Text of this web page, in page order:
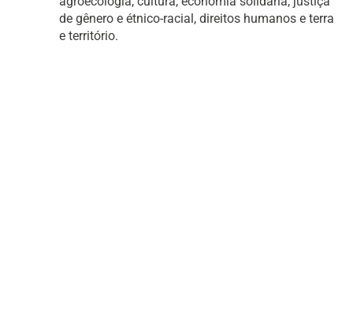
de gênero e étnico-racial, direitos humanos e terra
e território.